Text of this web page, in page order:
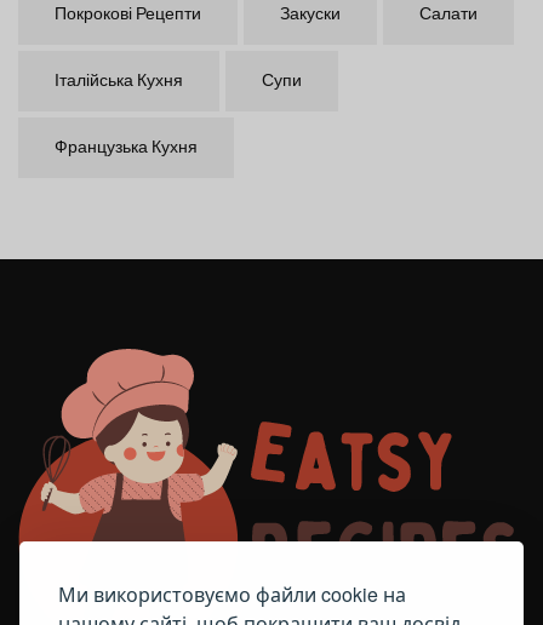
Ми використовуємо файли cookie на
Покрокові Рецепти Закуски Салати
Італійська Кухня Супи
Французька Кухня